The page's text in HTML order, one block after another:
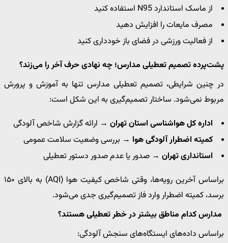
از ماسک استاندارد N95 استفاده کنید
مصرف مایعات را افزایش دهید
از فعالیت ورزشی در فضای باز خودداری کنید
پشت‌پرده تصمیم تعطیلی مدارس؛ چه نهادی حرف آخر را می‌زند؟
در چنین شرایطی، تصمیم تعطیلی مدارس تنها به آموزش و پرورش
مربوط نمی‌شود. ساختار تصمیم‌گیری به این شکل است:
اداره کل هواشناسی استان تهران → ارائه گزارش شاخص آلودگی
کمیته اضطرار آلودگی هوا → بررسی وضعیت سلامت عمومی
استانداری تهران → صدور یا عدم صدور دستور تعطیلی
براساس آخرین رویه‌ها، وقتی شاخص کیفیت هوا (AQI) به بالای ۱۵۰
برسد، کمیته اضطرار وارد فاز تصمیم‌گیری جدی می‌شود.
مدارس کدام مناطق بیشتر در خطر تعطیلی هستند؟
براساس داده‌های ایستگاه‌های سنجش آلودگی: